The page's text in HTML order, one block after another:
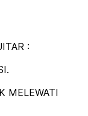
:
MELEWATI